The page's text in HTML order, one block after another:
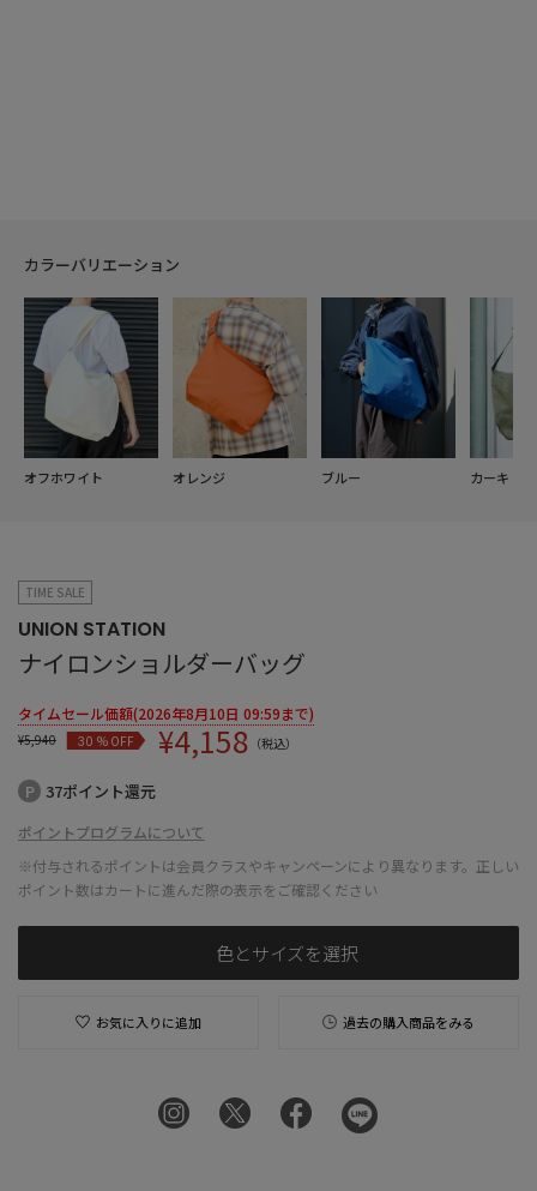
カラーバリエーション
オフホワイト オレンジ ブルー カーキ
TIME SALE
UNION STATION
ナイロンショルダーバッグ
タイムセール価額(2026年8月10日 09:59まで)
¥5,940 30 % OFF ¥4,158 （税込）
37ポイント還元
ポイントプログラムについて
※付与されるポイントは会員クラスやキャンペーンにより異なります。正しい
ポイント数はカートに進んだ際の表示をご確認ください
色とサイズを選択
お気に入りに追加 過去の購入商品をみる